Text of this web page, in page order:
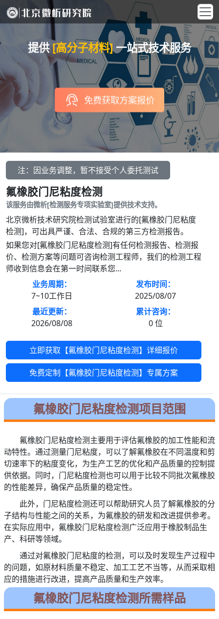
提供[高分子材料]一站式技术服务
免费获取方案报价
注：因业务调整，暂不接受个人委托测试
氟橡胶门尼粘度检测
该服务由微析[检测服务专项实验室]提供技术支持。
北京微析技术研究院检测试验室进行的[氟橡胶门尼粘度
检测]，可出具严谨、合法、合规的第三方检测报告。
如果您对[氟橡胶门尼粘度检测]有任何检测报告、检测报
价、检测方案等问题可咨询检测工程师，我们的检测工程
师收到信息会在第一时间联系您...
业务周期：
7~10工作日
发布时间：
2025/08/07
最近更新：
2026/08/08
累计咨询：
0位
立即获取【氟橡胶门尼粘度检测】详细报价
免费定制【氟橡胶门尼粘度检测】专属方案
氟橡胶门尼粘度检测项目范围
氟橡胶门尼粘度检测主要用于评估氟橡胶的加工性能和流
动特性。通过测量门尼粘度，可以了解氟橡胶在不同温度和剪
切速率下的粘度变化，为生产工艺的优化和产品质量的控制提
供依据。同时，门尼粘度检测也可以用于比较不同批次氟橡胶
的性能差异，确保产品质量的稳定性。
此外，门尼粘度检测还可以帮助研究人员了解氟橡胶的分
子结构与性能之间的关系，为氟橡胶的研发和改进提供参考。
在实际应用中，氟橡胶门尼粘度检测广泛应用于橡胶制品生
产、科研等领域。
通过对氟橡胶门尼粘度的检测，可以及时发现生产过程中
的问题，如原材料质量不稳定、加工工艺不当等，从而采取相
应的措施进行改进，提高产品质量和生产效率。
氟橡胶门尼粘度检测所需样品